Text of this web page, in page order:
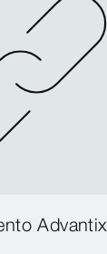
Advantix